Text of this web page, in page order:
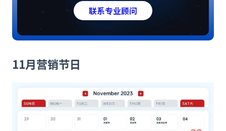
联系专业顾问
11月营销节日